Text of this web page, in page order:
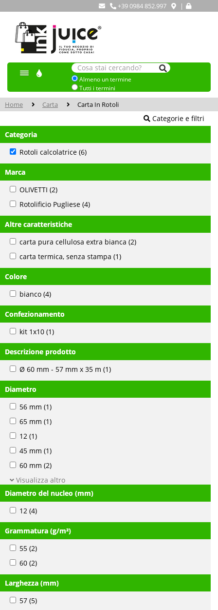
+39 0984 852.997 |
Almeno un termine
Tutti i termini
Home Carta Carta In Rotoli
Categorie e filtri
Categoria
Rotoli calcolatrice (6)
Marca
OLIVETTI (2)
Rotolificio Pugliese (4)
Altre caratteristiche
carta pura cellulosa extra bianca (2)
carta termica, senza stampa (1)
Colore
bianco (4)
Confezionamento
kit 1x10 (1)
Descrizione prodotto
Ø 60 mm - 57 mm x 35 m (1)
Diametro
56 mm (1)
65 mm (1)
12 (1)
45 mm (1)
60 mm (2)
Visualizza altro
Diametro del nucleo (mm)
12 (4)
Grammatura (g/m²)
55 (2)
60 (2)
Larghezza (mm)
57 (5)